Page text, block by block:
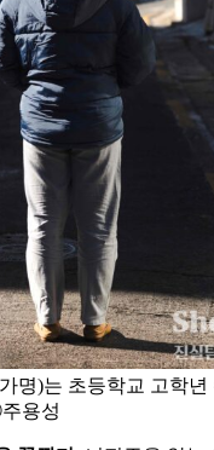
명)는 초등학교 고학년
용성